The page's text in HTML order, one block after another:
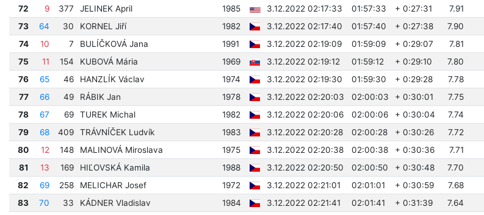
72
9 377 JELINEK April 1985 3.12.2022 02:17:33 01:57:33 + 0:27:31
7.91
73
64 30 KORNEL Jiří 1982 3.12.2022 02:17:40 01:57:40 + 0:27:38
7.90
74
10 7 BULÍČKOVÁ Jana 1991 3.12.2022 02:19:09 01:59:09 + 0:29:07
7.81
75
11 154 KUBOVÁ Mária 1969 3.12.2022 02:19:12 01:59:12 + 0:29:10
7.80
76
65 46 HANZLÍK Václav 1974 3.12.2022 02:19:30 01:59:30 + 0:29:28
7.78
77
66 49 RÁBIK Jan 1978 3.12.2022 02:20:03 02:00:03 + 0:30:01
7.75
78
67 69 TUREK Michal 1982 3.12.2022 02:20:06 02:00:06 + 0:30:04
7.74
79
68 409 TRÁVNÍČEK Ludvík 1983 3.12.2022 02:20:28 02:00:28 + 0:30:26
7.72
80
12 148 MALINOVÁ Miroslava 1975 3.12.2022 02:20:38 02:00:38 + 0:30:36
7.71
81
13 169 HIĽOVSKÁ Kamila 1988 3.12.2022 02:20:50 02:00:50 + 0:30:48
7.70
82
69 258 MELICHAR Josef 1972 3.12.2022 02:21:01 02:01:01 + 0:30:59
7.68
83
70 33 KÁDNER Vladislav 1984 3.12.2022 02:21:41 02:01:41 + 0:31:39
7.64